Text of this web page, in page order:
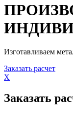
Изготавливаем
Заказать расчет
X
Заказать